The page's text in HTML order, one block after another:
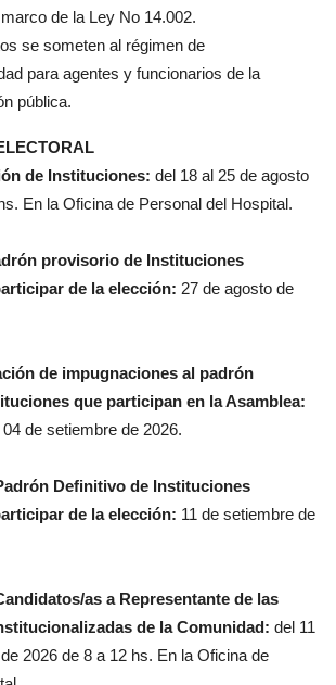
de la Ley No 14.002.
se someten al régimen de
para agentes y funcionarios de la
pública.
de Instituciones: del 18 al 25 de agosto
En la Oficina de Personal del Hospital.
provisorio de Instituciones
de la elección: 27 de agosto de
de impugnaciones al padrón
que participan en la Asamblea:
de setiembre de 2026.
Definitivo de Instituciones
de la elección: 11 de setiembre de
as a Representante de las
de la Comunidad: del 11
2026 de 8 a 12 hs. En la Oficina de